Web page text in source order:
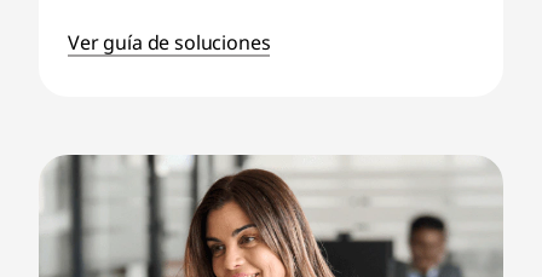
Ver guía de soluciones